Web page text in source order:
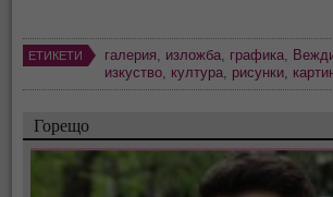
ЕТИКЕТИ галерия, изложба, графика,
изкуство, култура, рисунки,
Горещо